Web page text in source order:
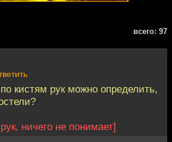
всего: 97
кистям рук можно определить,
ничего не понимает]